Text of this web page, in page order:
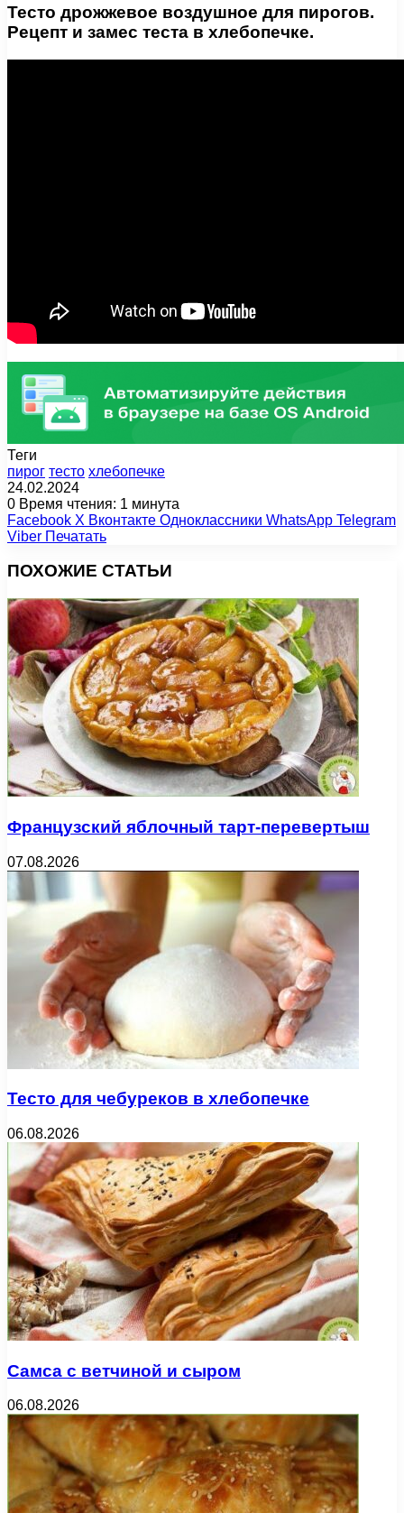
Тесто дрожжевое воздушное для пирогов.
Рецепт и замес теста в хлебопечке.
Теги
пирог тесто хлебопечке
24.02.2024
0 Время чтения: 1 минута
Facebook X Вконтакте Одноклассники WhatsApp Telegram
Viber Печатать
ПОХОЖИЕ СТАТЬИ
Французский яблочный тарт-перевертыш
07.08.2026
Тесто для чебуреков в хлебопечке
06.08.2026
Самса с ветчиной и сыром
06.08.2026